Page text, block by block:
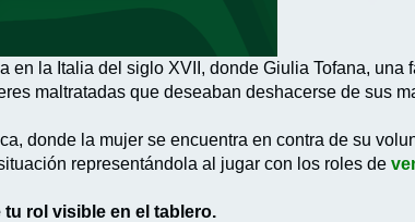
en la Italia del siglo XVII, donde Giulia Tofana, una
maltratadas que deseaban deshacerse de sus
donde la mujer se encuentra en contra de su
representándola al jugar con los roles de
tu rol visible en el tablero.